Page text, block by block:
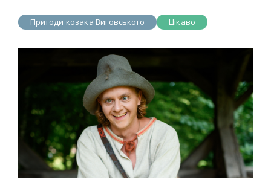
Пригоди козака Виговського Цікаво